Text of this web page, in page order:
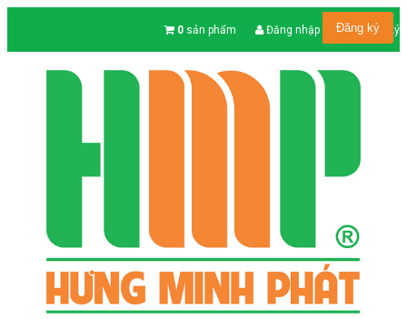
0 sản phẩm Đăng nhập Đăng ký
Đăng ký